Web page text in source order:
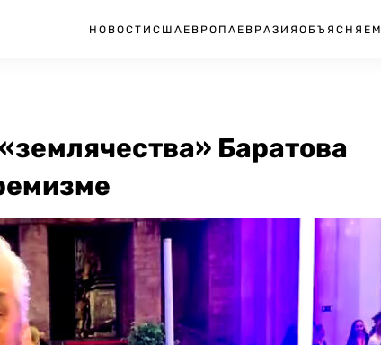
НОВОСТИ США ЕВРОПА ЕВРАЗИЯ ОБЪЯСНЯЕМ
Баратова